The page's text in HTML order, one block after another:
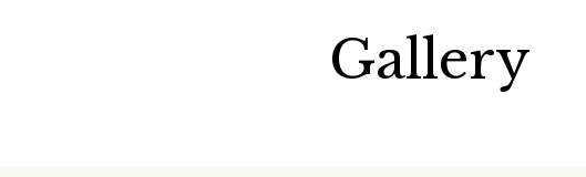
Gallery